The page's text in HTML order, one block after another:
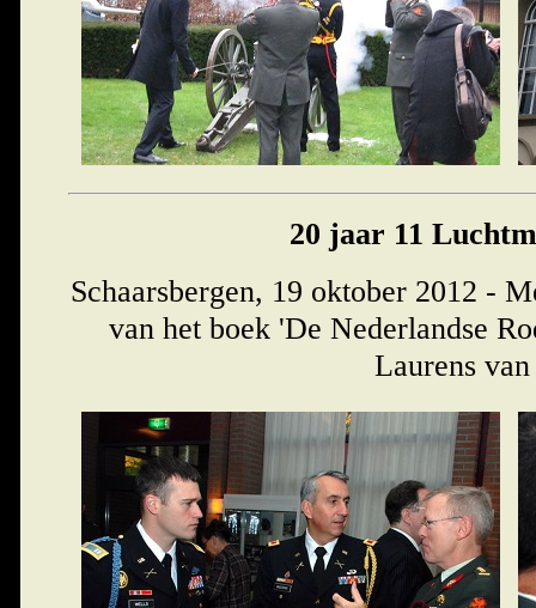
20 jaar 11
Schaarsbergen, 19 oktober 2012 -
van het boek 'De Nederlandse
Laurens